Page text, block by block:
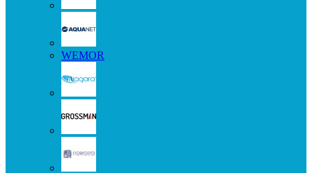
WEMOR